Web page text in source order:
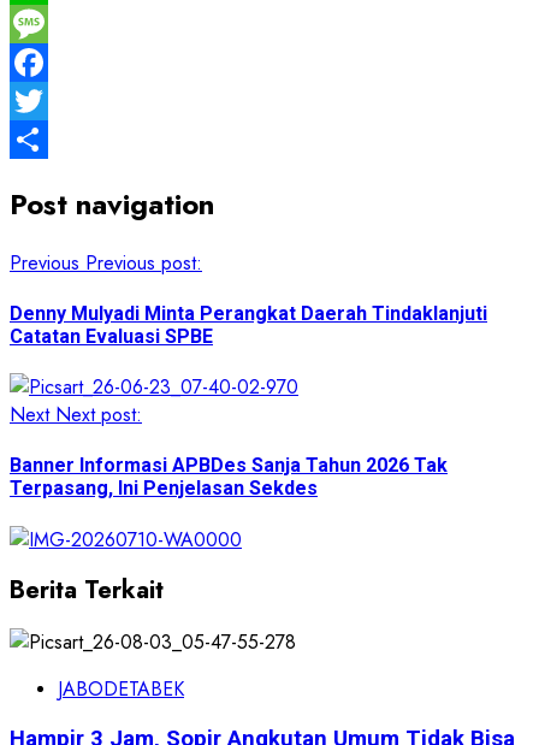
Line
Message
Facebook
Twitter
Post navigation
Previous Previous post:
Denny Mulyadi Minta Perangkat Daerah Tindaklanjuti
Catatan Evaluasi SPBE
Next Next post:
Banner Informasi APBDes Sanja Tahun 2026 Tak
Terpasang, Ini Penjelasan Sekdes
Berita Terkait
JABODETABEK
Hampir 3 Jam, Sopir Angkutan Umum Tidak Bisa